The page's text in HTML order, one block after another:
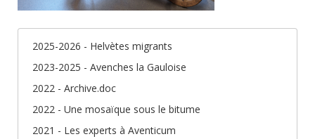
2025-2026 - Helvètes migrants
2023-2025 - Avenches la Gauloise
2022 - Archive.doc
2022 - Une mosaïque sous le bitume
2021 - Les experts à Aventicum